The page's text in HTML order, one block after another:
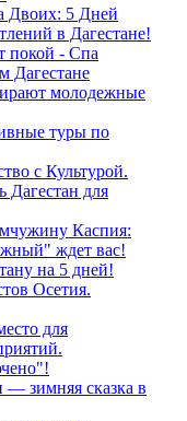
Двоих: 5 Дней
в Дагестане!
покой - Спа
Дагестане
молодежные
туры по
с Культурой.
Дагестан для
Каспия:
ждет вас!
на 5 дней!
Осетия.
для
— зимняя сказка в